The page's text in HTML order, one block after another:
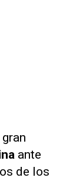
ante
de los